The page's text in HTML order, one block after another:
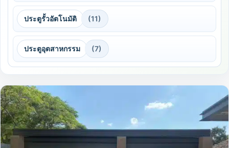
ประตูรั้วอัตโนมัติ (11)
ประตูอุตสาหกรรม (7)